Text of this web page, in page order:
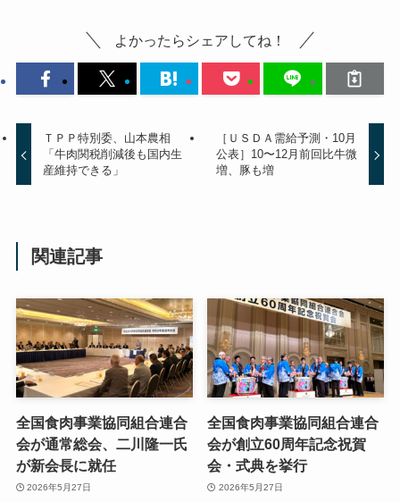
よかったらシェアしてね！
ＴＰＰ特別委、山本農相
「牛肉関税削減後も国内生
産維持できる」
［ＵＳＤＡ需給予測・10月
公表］10〜12月前回比牛微
増、豚も増
関連記事
全国食肉事業協同組合連合
会が通常総会、二川隆一氏
が新会長に就任
2026年5月27日
全国食肉事業協同組合連合
会が創立60周年記念祝賀
会・式典を挙行
2026年5月27日